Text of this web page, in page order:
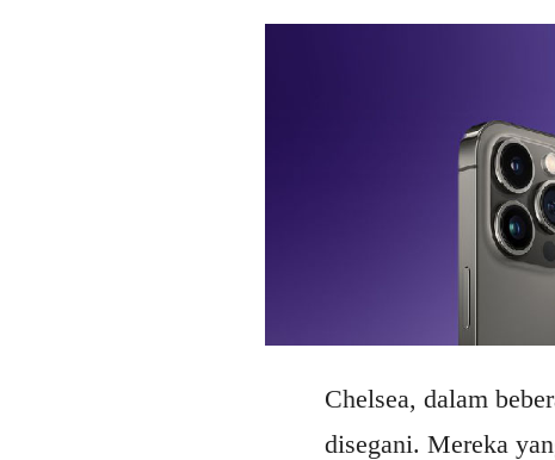
Chelsea, dalam
disegani. Mereka